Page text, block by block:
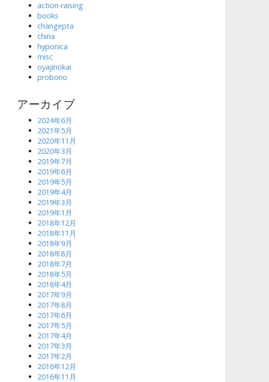
action-raising
books
changepta
china
hyponica
misc
oyajinokai
probono
アーカイブ
2024年6月
2021年5月
2020年11月
2020年3月
2019年7月
2019年6月
2019年5月
2019年4月
2019年3月
2019年1月
2018年12月
2018年11月
2018年9月
2018年8月
2018年7月
2018年5月
2018年4月
2017年9月
2017年8月
2017年6月
2017年5月
2017年4月
2017年3月
2017年2月
2016年12月
2016年11月